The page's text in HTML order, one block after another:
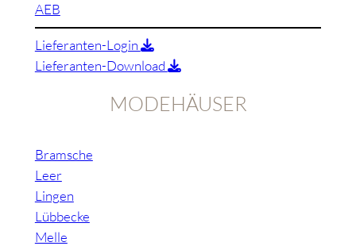
AEB
Lieferanten-Login
Lieferanten-Download
MODEHÄUSER
Bramsche
Leer
Lingen
Lübbecke
Melle